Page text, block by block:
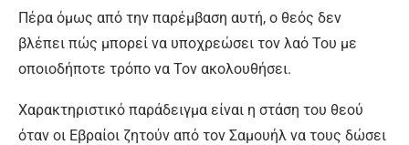
Πέρα όμως από την παρέμβαση αυτή, ο θεός δεν
βλέπει πώς μπορεί να υποχρεώσει τον λαό Του με
οποιοδήποτε τρόπο να Τον ακολουθήσει.
Χαρακτηριστικό παράδειγμα είναι η στάση του θεού
όταν οι Εβραίοι ζητούν από τον Σαμουήλ να τους δώσει